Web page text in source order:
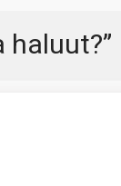
haluut?”